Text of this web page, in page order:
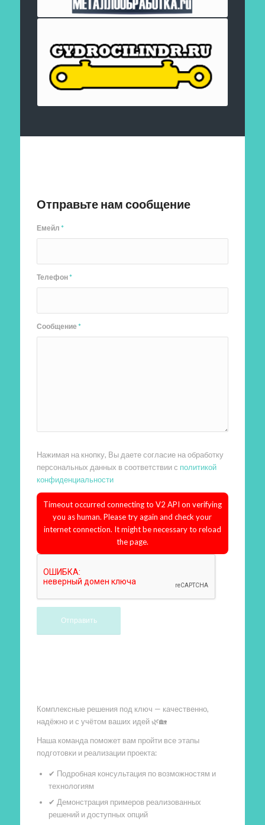
Отправьте нам сообщение
Емейл*
Телефон*
Сообщение*
Нажимая на кнопку, Вы даете согласие на обработку
персональных данных в соответствии с политикой
конфиденциальности
Timeout occurred connecting to V2 API on verifying
you as human. Please try again and check your
internet connection. It might be necessary to reload
the page.
Комплексные решения под ключ — качественно,
надёжно и с учётом ваших идей 🌿🏡
Наша команда поможет вам пройти все этапы
подготовки и реализации проекта:
✔ Подробная консультация по возможностям и
технологиям
✔ Демонстрация примеров реализованных
решений и доступных опций